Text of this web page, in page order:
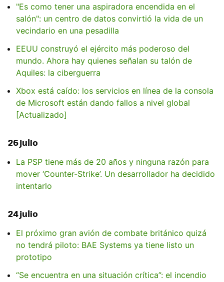
"Es como tener una aspiradora encendida en el
salón": un centro de datos convirtió la vida de un
vecindario en una pesadilla
EEUU construyó el ejército más poderoso del
mundo. Ahora hay quienes señalan su talón de
Aquiles: la ciberguerra
Xbox está caído: los servicios en línea de la consola
de Microsoft están dando fallos a nivel global
[Actualizado]
26 julio
La PSP tiene más de 20 años y ninguna razón para
mover ‘Counter-Strike’. Un desarrollador ha decidido
intentarlo
24 julio
El próximo gran avión de combate británico quizá
no tendrá piloto: BAE Systems ya tiene listo un
prototipo
“Se encuentra en una situación crítica”: el incendio